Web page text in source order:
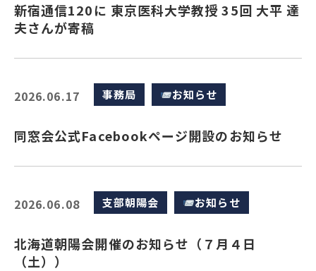
新宿通信120に 東京医科大学教授 35回 大平 達
夫さんが寄稿
2026.06.17 事務局 お知らせ
同窓会公式Facebookページ開設のお知らせ
2026.06.08 支部朝陽会 お知らせ
北海道朝陽会開催のお知らせ（７月４日
（土））